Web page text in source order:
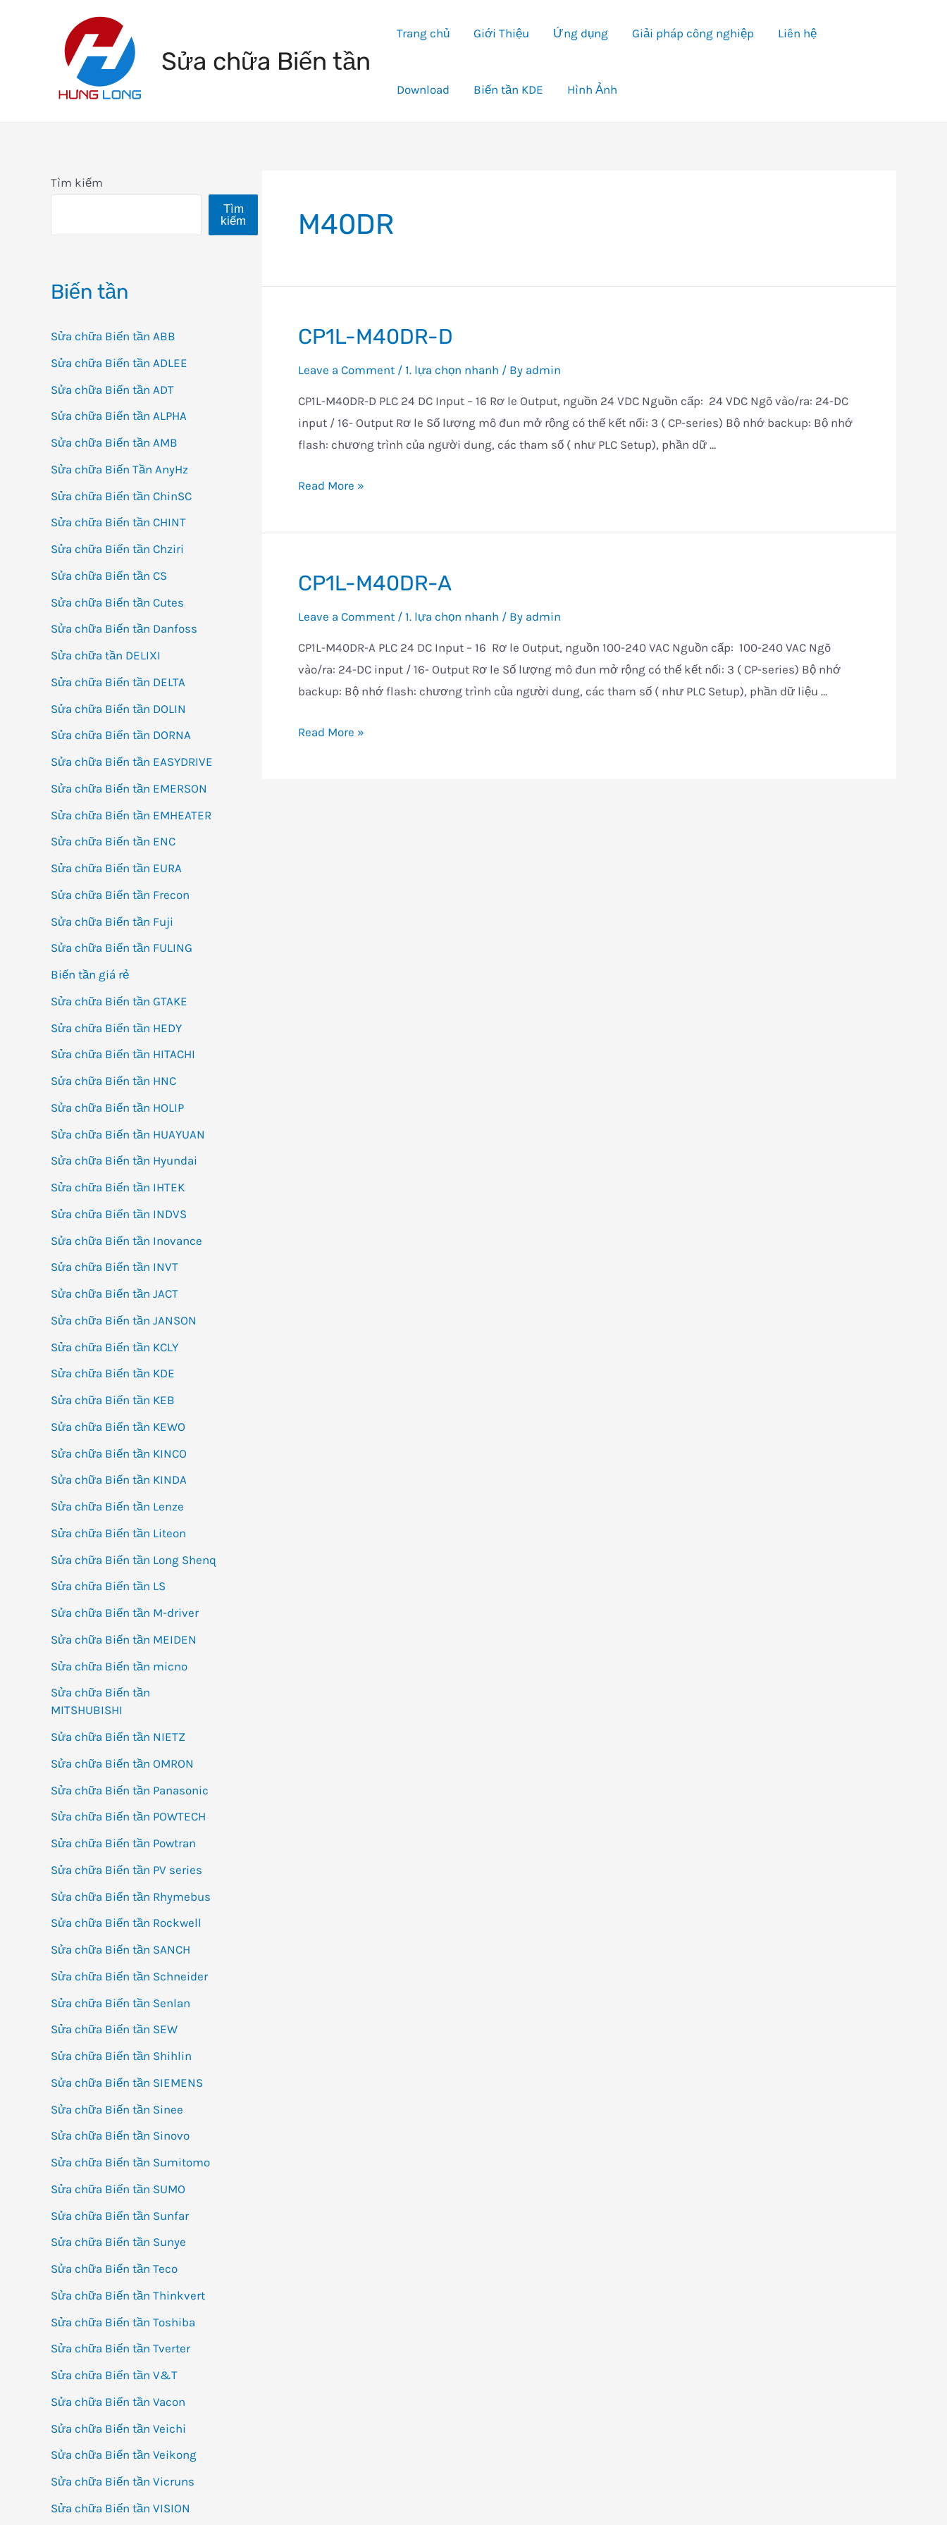
Sửa chữa Biến tần
Trang chủ Giới Thiệu Ứng dụng Giải pháp công nghiệp Liên hệ
Download Biến tần KDE Hình Ảnh
Tìm kiếm
Tìm
kiếm
Biến tần
Sửa chữa Biến tần ABB
Sửa chữa Biến tần ADLEE
Sửa chữa Biến tần ADT
Sửa chữa Biến tần ALPHA
Sửa chữa Biến tần AMB
Sửa chữa Biến Tần AnyHz
Sửa chữa Biến tần ChinSC
Sửa chữa Biến tần CHINT
Sửa chữa Biến tần Chziri
Sửa chữa Biến tần CS
Sửa chữa Biến tần Cutes
Sửa chữa Biến tần Danfoss
Sửa chữa tần DELIXI
Sửa chữa Biến tần DELTA
Sửa chữa Biến tần DOLIN
Sửa chữa Biến tần DORNA
Sửa chữa Biến tần EASYDRIVE
Sửa chữa Biến tần EMERSON
Sửa chữa Biến tần EMHEATER
Sửa chữa Biến tần ENC
Sửa chữa Biến tần EURA
Sửa chữa Biến tần Frecon
Sửa chữa Biến tần Fuji
Sửa chữa Biến tần FULING
Biến tần giá rẻ
Sửa chữa Biến tần GTAKE
Sửa chữa Biến tần HEDY
Sửa chữa Biến tần HITACHI
Sửa chữa Biến tần HNC
Sửa chữa Biến tần HOLIP
Sửa chữa Biến tần HUAYUAN
Sửa chữa Biến tần Hyundai
Sửa chữa Biến tần IHTEK
Sửa chữa Biến tần INDVS
Sửa chữa Biến tần Inovance
Sửa chữa Biến tần INVT
Sửa chữa Biến tần JACT
Sửa chữa Biến tần JANSON
Sửa chữa Biến tần KCLY
Sửa chữa Biến tần KDE
Sửa chữa Biến tần KEB
Sửa chữa Biến tần KEWO
Sửa chữa Biến tần KINCO
Sửa chữa Biến tần KINDA
Sửa chữa Biến tần Lenze
Sửa chữa Biến tần Liteon
Sửa chữa Biến tần Long Shenq
Sửa chữa Biến tần LS
Sửa chữa Biến tần M-driver
Sửa chữa Biến tần MEIDEN
Sửa chữa Biến tần micno
Sửa chữa Biến tần
MITSHUBISHI
Sửa chữa Biến tần NIETZ
Sửa chữa Biến tần OMRON
Sửa chữa Biến tần Panasonic
Sửa chữa Biến tần POWTECH
Sửa chữa Biến tần Powtran
Sửa chữa Biến tần PV series
Sửa chữa Biến tần Rhymebus
Sửa chữa Biến tần Rockwell
Sửa chữa Biến tần SANCH
Sửa chữa Biến tần Schneider
Sửa chữa Biến tần Senlan
Sửa chữa Biến tần SEW
Sửa chữa Biến tần Shihlin
Sửa chữa Biến tần SIEMENS
Sửa chữa Biến tần Sinee
Sửa chữa Biến tần Sinovo
Sửa chữa Biến tần Sumitomo
Sửa chữa Biến tần SUMO
Sửa chữa Biến tần Sunfar
Sửa chữa Biến tần Sunye
Sửa chữa Biến tần Teco
Sửa chữa Biến tần Thinkvert
Sửa chữa Biến tần Toshiba
Sửa chữa Biến tần Tverter
Sửa chữa Biến tần V&T
Sửa chữa Biến tần Vacon
Sửa chữa Biến tần Veichi
Sửa chữa Biến tần Veikong
Sửa chữa Biến tần Vicruns
Sửa chữa Biến tần VISION
M40DR
CP1L-M40DR-D
Leave a Comment / 1. lựa chọn nhanh / By admin
CP1L-M40DR-D PLC 24 DC Input – 16 Rơ le Output, nguồn 24 VDC Nguồn cấp: 24 VDC Ngõ vào/ra: 24-DC
input / 16- Output Rơ le Số lượng mô đun mở rộng có thế kết nối: 3 ( CP-series) Bộ nhớ backup: Bộ nhớ
flash: chương trình của người dung, các tham số ( như PLC Setup), phần dữ …
CP1L-
Read More »
CP1L-M40DR-A
Leave a Comment / 1. lựa chọn nhanh / By admin
CP1L-M40DR-A PLC 24 DC Input – 16 Rơ le Output, nguồn 100-240 VAC Nguồn cấp: 100-240 VAC Ngõ
vào/ra: 24-DC input / 16- Output Rơ le Số lượng mô đun mở rộng có thế kết nối: 3 ( CP-series) Bộ nhớ
backup: Bộ nhớ flash: chương trình của người dung, các tham số ( như PLC Setup), phần dữ liệu …
CP1L-
Read More »